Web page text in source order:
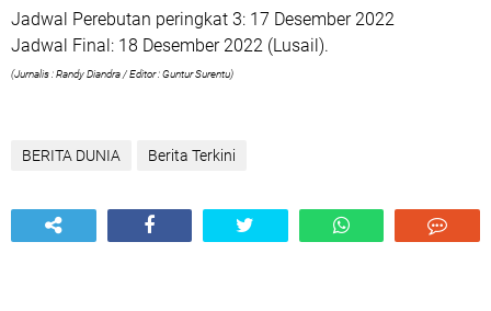
Jadwal Perebutan peringkat 3: 17 Desember 2022
Jadwal Final: 18 Desember 2022 (Lusail).
(Jurnalis : Randy Diandra / Editor : Guntur Surentu)
BERITA DUNIA Berita Terkini